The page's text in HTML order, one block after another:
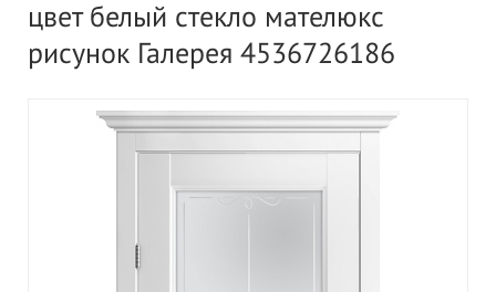
цвет белый стекло мателюкс
рисунок Галерея 4536726186